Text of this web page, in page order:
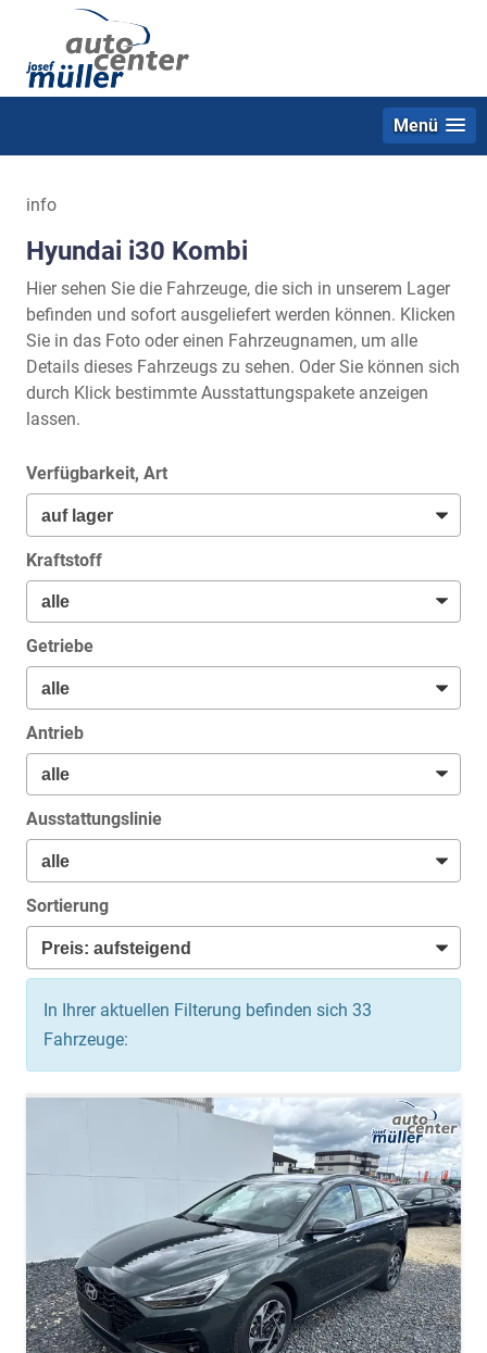
Menü
info
Hyundai i30 Kombi
Hier sehen Sie die Fahrzeuge, die sich in unserem Lager
befinden und sofort ausgeliefert werden können. Klicken
Sie in das Foto oder einen Fahrzeugnamen, um alle
Details dieses Fahrzeugs zu sehen. Oder Sie können sich
durch Klick bestimmte Ausstattungspakete anzeigen
lassen.
Verfügbarkeit, Art
Kraftstoff
Getriebe
Antrieb
Ausstattungslinie
Sortierung
In Ihrer aktuellen Filterung befinden sich 33
Fahrzeuge: